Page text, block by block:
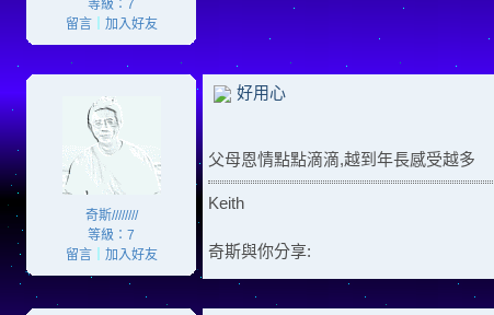
等級：7
留言｜ 加入好友
奇斯////////
等級：7
留言｜ 加入好友
好用心
父母恩情點點滴滴,越到年長感受越多
Keith
奇斯與你分享: